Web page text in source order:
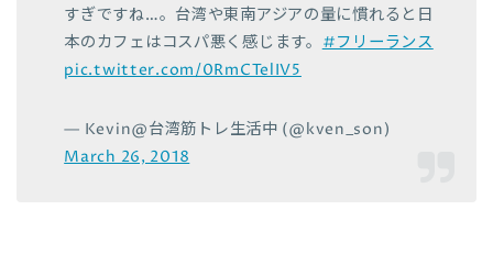
すぎですね…。台湾や東南アジアの量に慣れると日
本のカフェはコスパ悪く感じます。 #フリーランス
pic.twitter.com/0RmCTelIV5
— Kevin@台湾筋トレ生活中 (@kven_son)
March 26, 2018